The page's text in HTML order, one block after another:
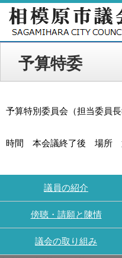
予算特委
予算特別委員会（担当委員長
時間 本会議終了後 場所
議員の紹介
傍聴・請願と陳情
議会の取り組み